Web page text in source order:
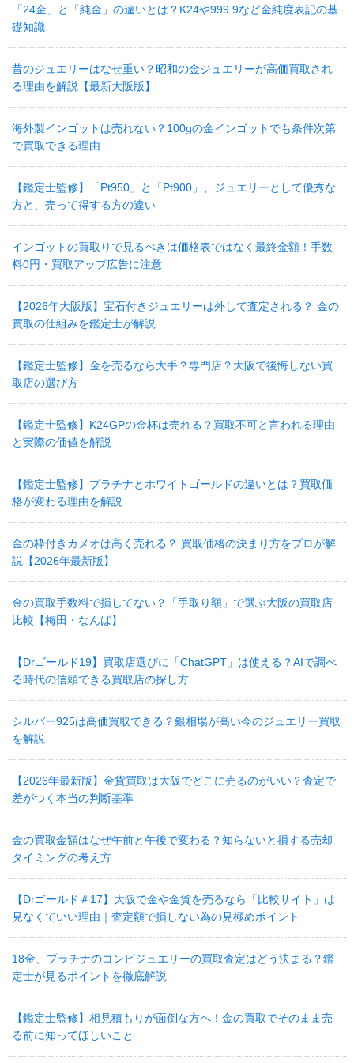
「24金」と「純金」の違いとは？K24や999.9など金純度表記の基
礎知識
昔のジュエリーはなぜ重い？昭和の金ジュエリーが高価買取され
る理由を解説【最新大阪版】
海外製インゴットは売れない？100gの金インゴットでも条件次第
で買取できる理由
【鑑定士監修】「Pt950」と「Pt900」、ジュエリーとして優秀な
方と、売って得する方の違い
インゴットの買取りで見るべきは価格表ではなく最終金額！手数
料0円・買取アップ広告に注意
【2026年大阪版】宝石付きジュエリーは外して査定される？ 金の
買取の仕組みを鑑定士が解説
【鑑定士監修】金を売るなら大手？専門店？大阪で後悔しない買
取店の選び方
【鑑定士監修】K24GPの金杯は売れる？買取不可と言われる理由
と実際の価値を解説
【鑑定士監修】プラチナとホワイトゴールドの違いとは？買取価
格が変わる理由を解説
金の枠付きカメオは高く売れる？ 買取価格の決まり方をプロが解
説【2026年最新版】
金の買取手数料で損してない？「手取り額」で選ぶ大阪の買取店
比較【梅田・なんば】
【Drゴールド19】買取店選びに「ChatGPT」は使える？AIで調べ
る時代の信頼できる買取店の探し方
シルバー925は高価買取できる？銀相場が高い今のジュエリー買取
を解説
【2026年最新版】金貨買取は大阪でどこに売るのがいい？査定で
差がつく本当の判断基準
金の買取金額はなぜ午前と午後で変わる？知らないと損する売却
タイミングの考え方
【Drゴールド＃17】大阪で金や金貨を売るなら「比較サイト」は
見なくていい理由｜査定額で損しない為の見極めポイント
18金、プラチナのコンビジュエリーの買取査定はどう決まる？鑑
定士が見るポイントを徹底解説
【鑑定士監修】相見積もりが面倒な方へ！金の買取でそのまま売
る前に知ってほしいこと